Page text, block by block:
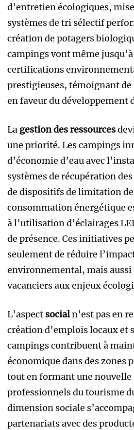
d’entretien écologiques,
systèmes de tri sélectif
création de potagers
campings vont même
certifications
prestigieuses, témoignant
en faveur du développement
La gestion des ressources
une priorité. Les campings
d’économie d’eau avec
systèmes de récupération
de dispositifs de limitation
consommation énergétique
à l’utilisation d’éclairages
de présence. Ces initiatives
seulement de réduire
environnemental, mais aussi
vacanciers aux enjeux
L’aspect socialn’est pas en
création d’emplois locaux et
campings contribuent à
économique dans des zones
tout en formant une nouvelle
professionnels du tourisme
dimension sociale
partenariats avec des